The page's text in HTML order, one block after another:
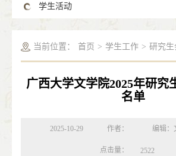
学生活动
当前位置： 首页 > 学生工作 > 研究生
广西大学文学院2025年研究
名单
2025-10-29 作者： 编辑：
点击量： 2522